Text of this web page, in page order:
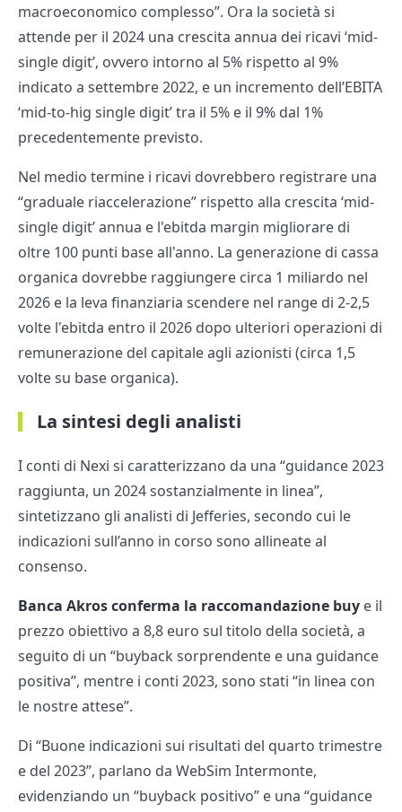
macroeconomico complesso”. Ora la società si
attende per il 2024 una crescita annua dei ricavi ‘mid-
single digit’, ovvero intorno al 5% rispetto al 9%
indicato a settembre 2022, e un incremento dell’EBITA
‘mid-to-hig single digit’ tra il 5% e il 9% dal 1%
precedentemente previsto.
Nel medio termine i ricavi dovrebbero registrare una
“graduale riaccelerazione” rispetto alla crescita ‘mid-
single digit’ annua e l'ebitda margin migliorare di
oltre 100 punti base all'anno. La generazione di cassa
organica dovrebbe raggiungere circa 1 miliardo nel
2026 e la leva finanziaria scendere nel range di 2-2,5
volte l'ebitda entro il 2026 dopo ulteriori operazioni di
remunerazione del capitale agli azionisti (circa 1,5
volte su base organica).
La sintesi degli analisti
I conti di Nexi si caratterizzano da una “guidance 2023
raggiunta, un 2024 sostanzialmente in linea”,
sintetizzano gli analisti di Jefferies, secondo cui le
indicazioni sull’anno in corso sono allineate al
consenso.
Banca Akros conferma la raccomandazione buy e il
prezzo obiettivo a 8,8 euro sul titolo della società, a
seguito di un “buyback sorprendente e una guidance
positiva”, mentre i conti 2023, sono stati “in linea con
le nostre attese”.
Di “Buone indicazioni sui risultati del quarto trimestre
e del 2023”, parlano da WebSim Intermonte,
evidenziando un “buyback positivo” e una “guidance